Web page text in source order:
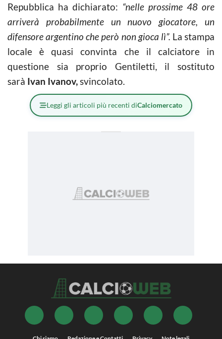
Repubblica ha dichiarato: “nelle prossime 48 ore
arriverà probabilmente un nuovo giocatore, un
difensore argentino che però non gioca lì”. La stampa
locale è quasi convinta che il calciatore in
questione sia proprio Gentiletti, il sostituto
sarà Ivan Ivanov,svincolato.
Leggi gli articoli più recenti diCalciomercato